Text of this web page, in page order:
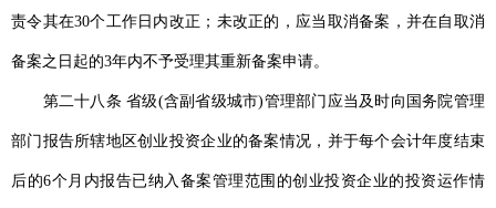
责令其在30个工作日内改正；未改正的，应当取消备案，并在自取消
备案之日起的3年内不予受理其重新备案申请。
第二十八条 省级(含副省级城市)管理部门应当及时向国务院管理
部门报告所辖地区创业投资企业的备案情况，并于每个会计年度结束
后的6个月内报告已纳入备案管理范围的创业投资企业的投资运作情